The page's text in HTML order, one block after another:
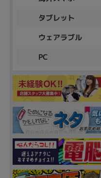
タブレット
ウェアラブル
PC